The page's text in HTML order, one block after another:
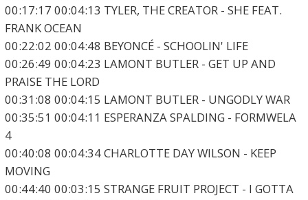
00:17:17 00:04:13 TYLER, THE CREATOR - SHE FEAT.
FRANK OCEAN
00:22:02 00:04:48 BEYONCÉ - SCHOOLIN' LIFE
00:26:49 00:04:23 LAMONT BUTLER - GET UP AND
PRAISE THE LORD
00:31:08 00:04:15 LAMONT BUTLER - UNGODLY WAR
00:35:51 00:04:11 ESPERANZA SPALDING - FORMWELA
4
00:40:08 00:04:34 CHARLOTTE DAY WILSON - KEEP
MOVING
00:44:40 00:03:15 STRANGE FRUIT PROJECT - I GOTTA